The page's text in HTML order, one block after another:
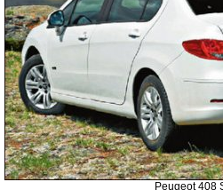
Peugeot 408